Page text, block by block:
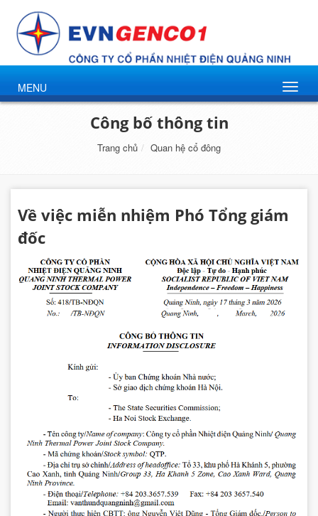
MENU
Công bố thông tin
Trang chủ Quan hệ cổ đông
Về việc miễn nhiệm Phó Tổng giám
đốc